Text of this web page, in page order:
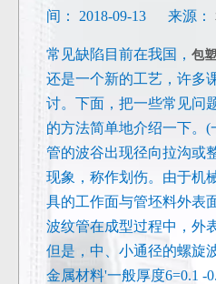
间： 2018-09-13 来源：
常见缺陷目前在我国， 包
还是一个新的工艺，许多
讨。下面，把一些常见问
的方法简单地介绍一下。
管的波谷出现径向拉沟或
现象，称作划伤。由于机
具的工作面与管坯料外表
波纹管在成型过程中，外
但是，中、小通径的螺旋
金属材料'一般厚度6=0.1 -